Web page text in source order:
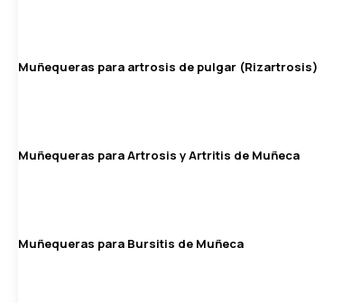
Muñequeras para artrosis de pulgar (Rizartrosis)
Muñequeras para Artrosis y Artritis de Muñeca
Muñequeras para Bursitis de Muñeca